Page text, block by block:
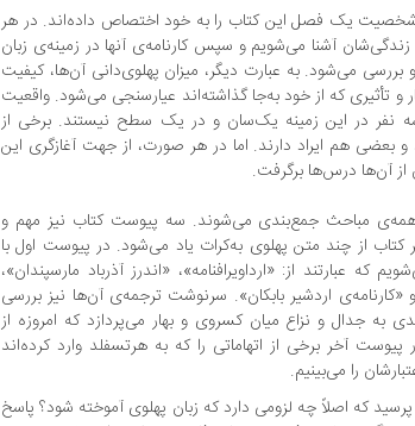
یک فصل این کتاب را به خود اختصاص داده‌اند. در هر
آشنا می‌شویم و سپس کارنامه‌ی آ‌نها در زمینه‌ی زبان
بررسی می‌شود. به عبارت دیگر، میزان پهلوی‌دانی آن‌ها، کیفیت
و تأثیری که از خود به‌جا گذاشته‌اند عیارسنجی می‌شود. واقعیت
نفر در این زمینه یک‌سان و در یک سطح نیستند. برخی از
بعضی هم ایراد دارند. اما در هر صورت، از جهت آغازگری این
از آن‌ها درس‌ها برگرفت.
مباحث جمع‌بندی می‌شوند. سه پیوست کتاب نیز مهم و
کتاب از چند متن پهلوی به‌کرات یاد می‌شود. در پیوست اول با
که عبارتند از: «ارداویرافنامه»، «اندرز آذرباد مارسپندان»،
و «کارنامه‌ی اردشیر بابکان». سرنوشت ترجمه‌ی آن‌ها نیز بررسی
به جدال و نزاع میان کسروی و بهار می‌پردازد که امروزه از
آخر برخی از اتهاماتی را که به هرتسفلد وارد کرده‌اند
را می‌بینیم.
پرسید که اصلاً چه لزومی دارد که زبان پهلوی آموخته شود؟ پاسخ